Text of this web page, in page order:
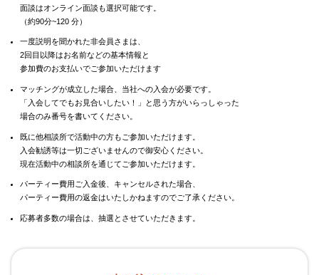
面談はオンライン面談も選択可能です。
（約90分~120 分）
一度説明を聞かれた非会員さまは、
2回目以降はお名前などの基本情報と
参加費のお支払いでご参加いただけます
マッチングが成立した場合、当社への入会が必要です。
「入会してでもお見合いしたい！」と思う方がいらっしゃった
場合のみ番号を書いてください。
既に他相談所で活動中の方もご参加いただけます。
入会勧誘等は一切ございませんので御安心ください。
現在活動中の相談所を通じてご参加いただけます。
パーティー費用ご入金後、キャンセルされた場合、
パーティー費用の返金はいたしかねますのでご了承ください。
応募者多数の場合は、抽選とさせていただきます。